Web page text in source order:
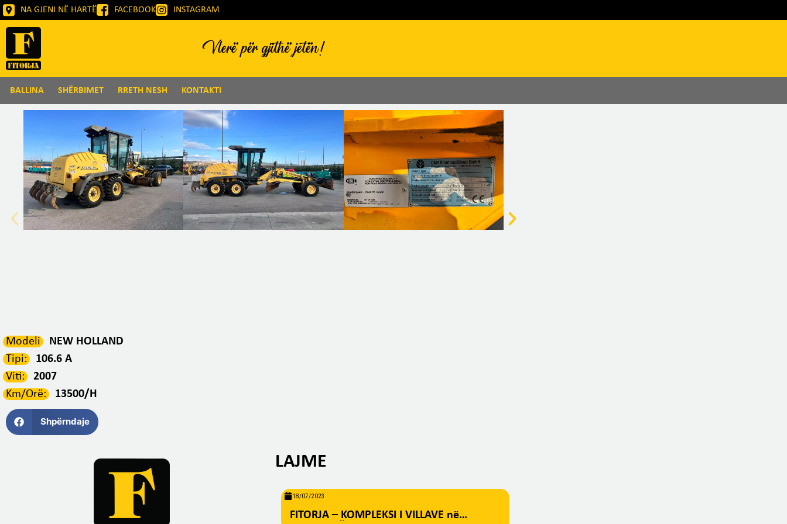
NA GJENI NË HARTË FACEBOOK INSTAGRAM
Vlerë për gjithë jetën!
BALLINA SHËRBIMET RRETH NESH KONTAKTI
Modeli
NEW HOLLAND
Tipi:
106.6 A
Viti:
2007
Km/Orë:
13500/H
Shpërndaje
LAJME
18/07/2023
FITORJA – KOMPLEKSI I VILLAVE në